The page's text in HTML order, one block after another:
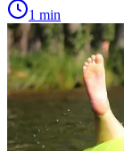
1 min